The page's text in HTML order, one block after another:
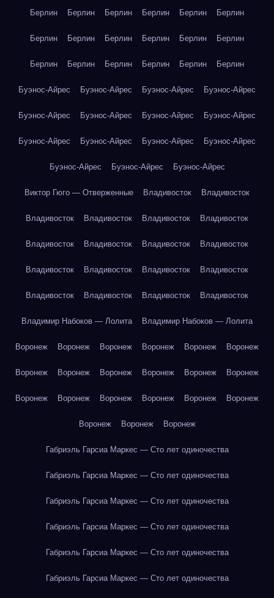
Берлин Берлин Берлин Берлин Берлин Берлин
Берлин Берлин Берлин Берлин Берлин Берлин
Берлин Берлин Берлин Берлин Берлин Берлин
Буэнос-Айрес Буэнос-Айрес Буэнос-Айрес Буэнос-Айрес
Буэнос-Айрес Буэнос-Айрес Буэнос-Айрес Буэнос-Айрес
Буэнос-Айрес Буэнос-Айрес Буэнос-Айрес Буэнос-Айрес
Буэнос-Айрес Буэнос-Айрес Буэнос-Айрес
Виктор Гюго — Отверженные Владивосток Владивосток
Владивосток Владивосток Владивосток Владивосток
Владивосток Владивосток Владивосток Владивосток
Владивосток Владивосток Владивосток Владивосток
Владивосток Владивосток Владивосток Владивосток
Владимир Набоков — Лолита Владимир Набоков — Лолита
Воронеж Воронеж Воронеж Воронеж Воронеж Воронеж
Воронеж Воронеж Воронеж Воронеж Воронеж Воронеж
Воронеж Воронеж Воронеж Воронеж Воронеж Воронеж
Воронеж Воронеж Воронеж
Габриэль Гарсиа Маркес — Сто лет одиночества
Габриэль Гарсиа Маркес — Сто лет одиночества
Габриэль Гарсиа Маркес — Сто лет одиночества
Габриэль Гарсиа Маркес — Сто лет одиночества
Габриэль Гарсиа Маркес — Сто лет одиночества
Габриэль Гарсиа Маркес — Сто лет одиночества